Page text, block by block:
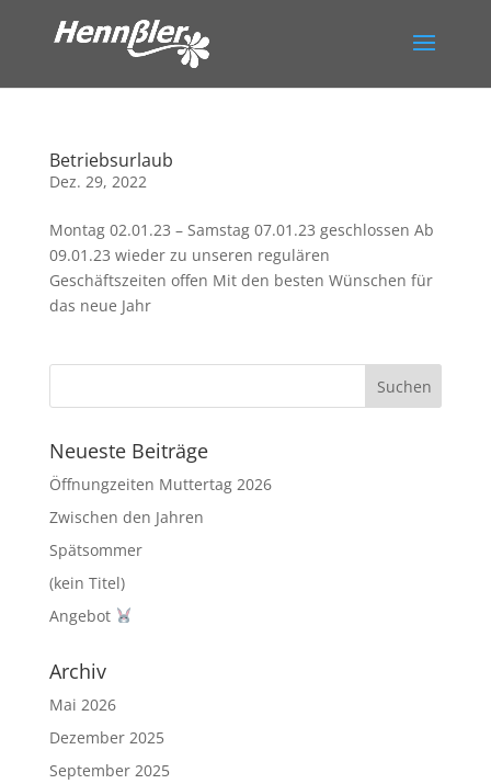
Betriebsurlaub
Dez. 29, 2022
Montag 02.01.23 – Samstag 07.01.23 geschlossen Ab
09.01.23 wieder zu unseren regulären
Geschäftszeiten offen Mit den besten Wünschen für
das neue Jahr
Neueste Beiträge
Öffnungzeiten Muttertag 2026
Zwischen den Jahren
Spätsommer
(kein Titel)
Angebot
Archiv
Mai 2026
Dezember 2025
September 2025